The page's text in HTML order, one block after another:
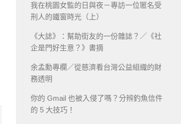
我在桃園女監的日與夜－專訪一位匿名受
刑人的鐵窗時光（上）
《大誌》：幫助街友的一份雜誌？／《社
企是門好生意？》書摘
余孟勳專欄／從慈濟看台灣公益組織的財
務透明
你的 Gmail 也被入侵了嗎？分辨釣魚信件
的 5 大技巧！